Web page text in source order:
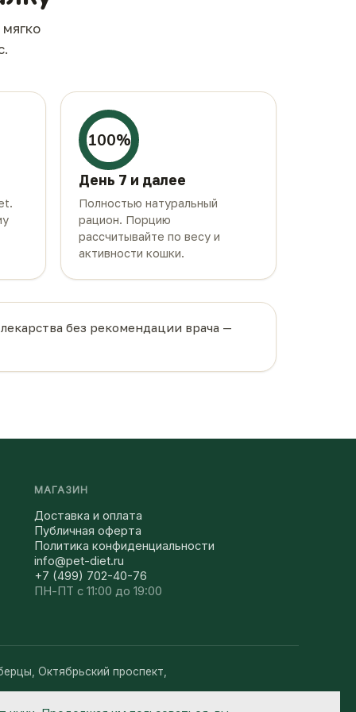
100%
День 7 и далее
Полностью натуральный
рацион. Порцию
рассчитывайте по весу и
активности кошки.
без рекомендации врача —
МАГАЗИН
Доставка и оплата
Публичная оферта
Политика конфиденциальности
info@pet-diet.ru
+7 (499) 702-40-76
ПН-ПТ с 11:00 до 19:00
Октябрьский проспект,